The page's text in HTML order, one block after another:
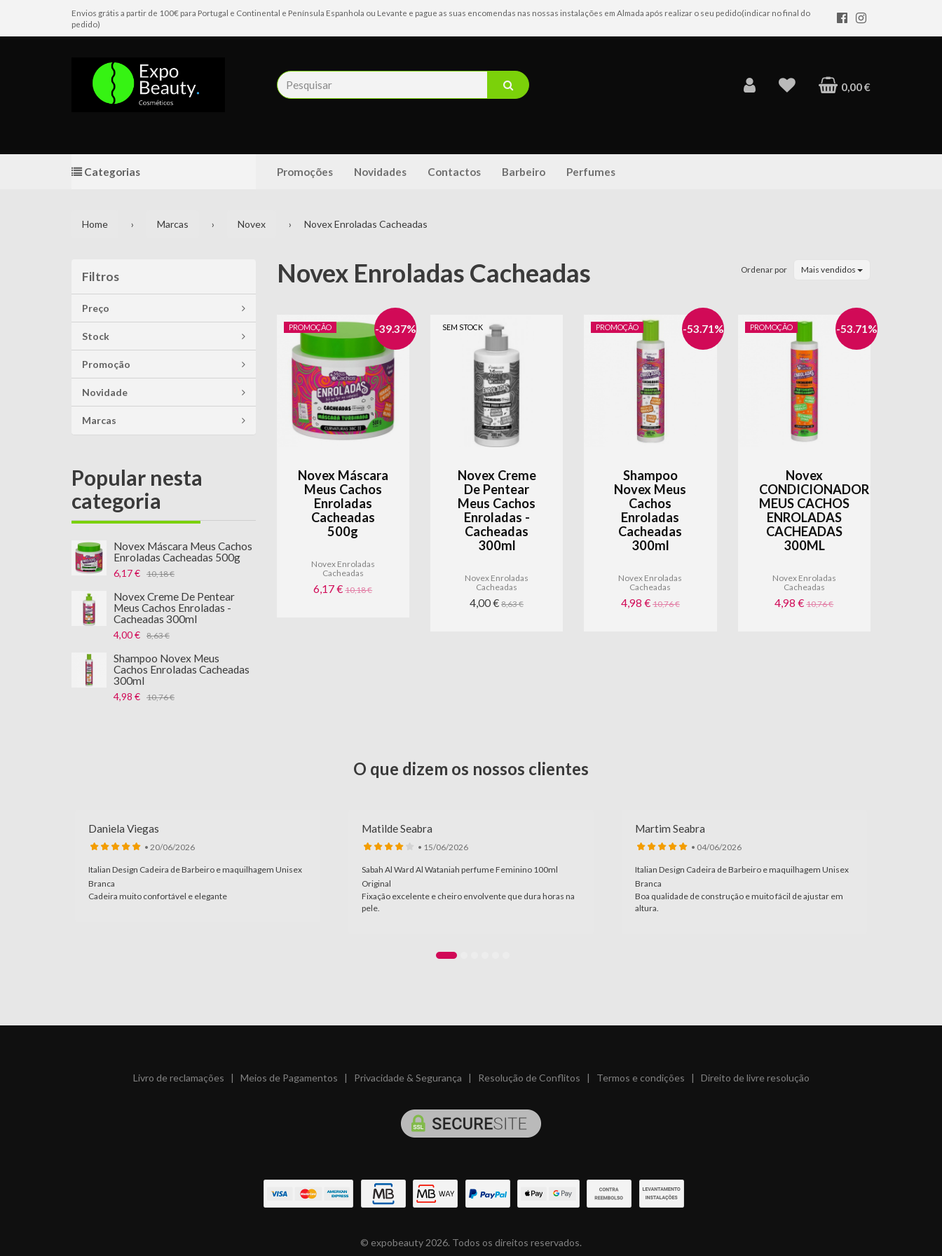
Envios grátis a partir de 100€ para Portugal e Continental e Península Espanhola ou Levante e pague as suas encomendas nas nossas instalações em Almada após realizar o seu pedido(indicar no final do
pedido)
0,00 €
Promoções Novidades Contactos Barbeiro Perfumes
Categorias
Home Marcas Novex Novex Enroladas Cacheadas
Filtros
Preço
Stock
Promoção
Novidade
Marcas
Popular nesta
categoria
Novex Máscara Meus Cachos
Enroladas Cacheadas 500g
6,17 € 10,18 €
Novex Creme De Pentear
Meus Cachos Enroladas -
Cacheadas 300ml
4,00 € 8,63 €
Shampoo Novex Meus
Cachos Enroladas Cacheadas
300ml
4,98 € 10,76 €
Novex Enroladas Cacheadas Ordenar por Mais vendidos
-39.37%
PROMOÇÃO
Novex Máscara
Meus Cachos
Enroladas
Cacheadas
500g
Novex Enroladas
Cacheadas
6,17 €10,18 €
SEM STOCK
Novex Creme
De Pentear
Meus Cachos
Enroladas -
Cacheadas
300ml
Novex Enroladas
Cacheadas
4,00 €8,63 €
-53.71%
PROMOÇÃO
Shampoo
Novex Meus
Cachos
Enroladas
Cacheadas
300ml
Novex Enroladas
Cacheadas
4,98 € 10,76 €
-53.71%
PROMOÇÃO
Novex
CONDICIONADOR
MEUS CACHOS
ENROLADAS
CACHEADAS
300ML
Novex Enroladas
Cacheadas
4,98 €10,76 €
O que dizem os nossos clientes
Daniela Viegas
• 20/06/2026
Italian Design Cadeira de Barbeiro e maquilhagem Unisex
Branca
Cadeira muito confortável e elegante
Matilde Seabra
• 15/06/2026
Sabah Al Ward Al Wataniah perfume Feminino 100ml
Original
Fixação excelente e cheiro envolvente que dura horas na
pele.
Martim Seabra
• 04/06/2026
Italian Design Cadeira de Barbeiro e maquilhagem Unisex
Branca
Boa qualidade de construção e muito fácil de ajustar em
altura.
Livro de reclamações | Meios de Pagamentos | Privacidade & Segurança | Resolução de Conflitos | Termos e condições | Direito de livre resolução
© expobeauty 2026. Todos os direitos reservados.
Seja o primeiro a saber sobre
lançamentos, promoções e ofertas
exclusivas.
Subscrever